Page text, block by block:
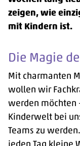
zeigen, wie
mit Kindern ist.
Die Magie
Mit charmanten
wollen wir
werden möchten
Kinderwelt bei
Teams zu
jeden Tag kleine